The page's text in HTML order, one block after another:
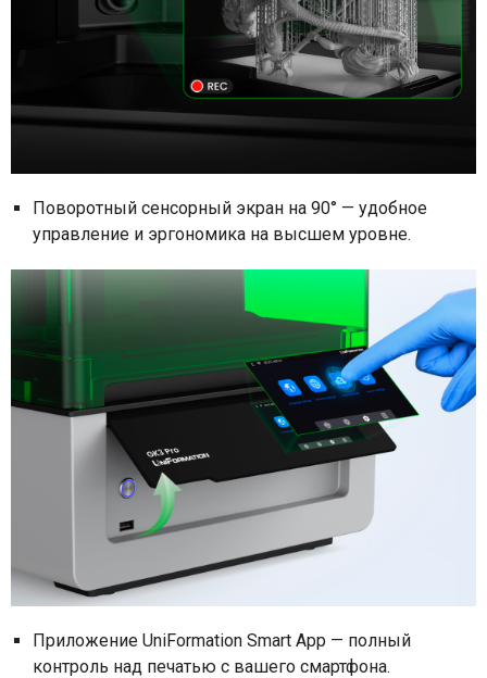
Поворотный сенсорный экран на 90° — удобное
управление и эргономика на высшем уровне.
Приложение UniFormation Smart App — полный
контроль над печатью с вашего смартфона.